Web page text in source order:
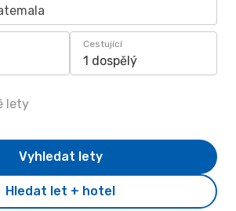
Cestující
1 dospělý
lety
Hledat let + hotel
Vyhledat lety